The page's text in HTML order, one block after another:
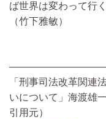
ば世界は変わって行
（竹下雅敏）
「刑事司法改革関連
いについて」海渡雄
引用元）